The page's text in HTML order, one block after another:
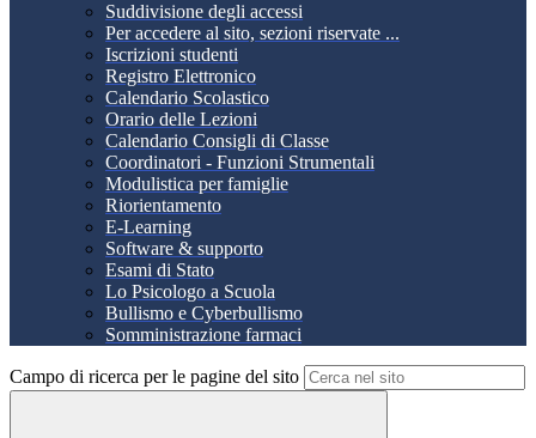
Suddivisione degli accessi
Per accedere al sito, sezioni riservate ...
Iscrizioni studenti
Registro Elettronico
Calendario Scolastico
Orario delle Lezioni
Calendario Consigli di Classe
Coordinatori - Funzioni Strumentali
Modulistica per famiglie
Riorientamento
E-Learning
Software & supporto
Esami di Stato
Lo Psicologo a Scuola
Bullismo e Cyberbullismo
Somministrazione farmaci
Campo di ricerca per le pagine del sito